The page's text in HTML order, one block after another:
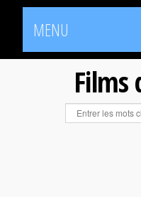
MENU
Films